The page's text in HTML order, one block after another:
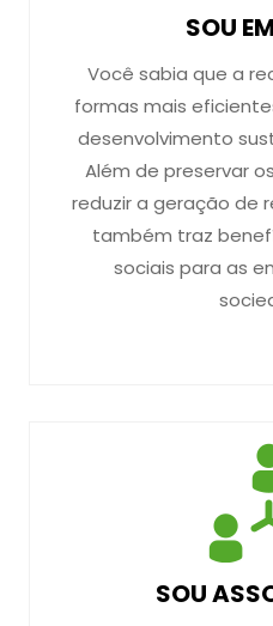
SOU
Você sabia que a
formas mais
desenvolvimento
Além de preservar
reduzir a geração de
também traz
sociais para as
SOU